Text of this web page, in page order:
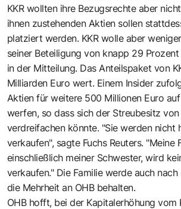
KKR wollten ihre Bezugsrechte aber
ihnen zustehenden Aktien sollen
platziert werden. KKR wolle aber
seiner Beteiligung von knapp 29
in der Mitteilung. Das Anteilspaket von
Milliarden Euro wert. Einem Insider
Aktien für weitere 500 Millionen Euro
werfen, so dass sich der Streubesitz von
verdreifachen könnte. "Sie werden nicht
verkaufen", sagte Fuchs Reuters. "Meine
einschließlich meiner Schwester, wird
verkaufen." Die Familie werde auch
die Mehrheit an OHB behalten.
OHB hofft, bei der Kapitalerhöhung vom